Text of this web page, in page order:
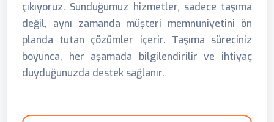
çıkıyoruz. Sunduğumuz hizmetler, sadece taşıma
değil, aynı zamanda müşteri memnuniyetini ön
planda tutan çözümler içerir. Taşıma süreciniz
boyunca, her aşamada bilgilendirilir ve ihtiyaç
duyduğunuzda destek sağlanır.